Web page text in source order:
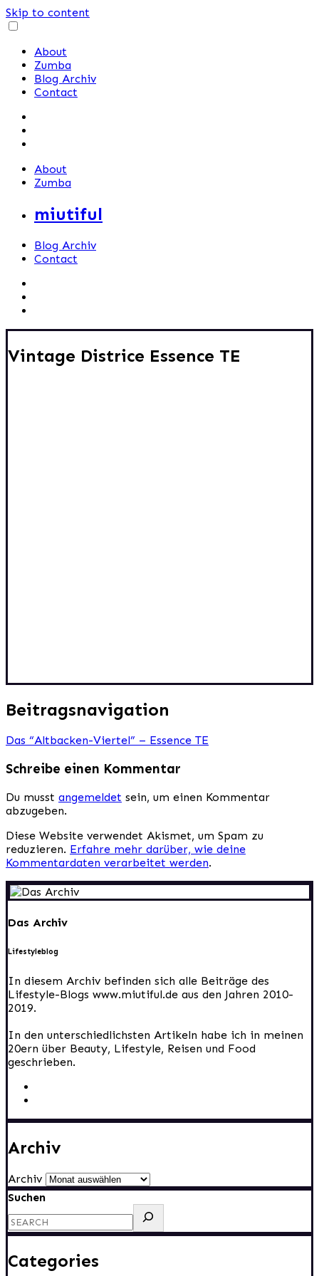
Skip to content
About
Zumba
Blog Archiv
Contact
About
Zumba
miutiful
Blog Archiv
Contact
Vintage Districe Essence TE
Beitragsnavigation
Das “Altbacken-Viertel” – Essence TE
Schreibe einen Kommentar
Du musst angemeldet sein, um einen Kommentar
abzugeben.
Diese Website verwendet Akismet, um Spam zu
reduzieren. Erfahre mehr darüber, wie deine
Kommentardaten verarbeitet werden.
Das Archiv
Lifestyleblog
In diesem Archiv befinden sich alle Beiträge des
Lifestyle-Blogs www.miutiful.de aus den Jahren 2010-
2019.
In den unterschiedlichsten Artikeln habe ich in meinen
20ern über Beauty, Lifestyle, Reisen und Food
geschrieben.
Archiv
Archiv
Suchen
Categories